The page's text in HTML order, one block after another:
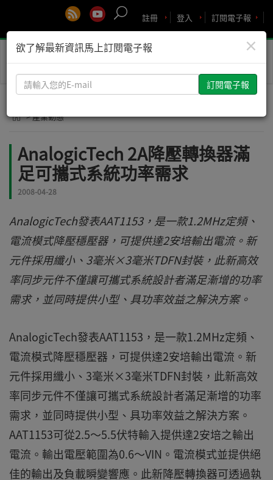
訂閱電子報
登入
註冊
Toggle
> 產業動態
AnalogicTech 2A降壓轉換器滿
足可攜式系統功率需求
2008-04-28
AnalogicTech發表AAT1153，是一款1.2MHz定頻、
電流模式降壓穩壓器，可提供達2安培輸出電流。新
元件採用纖小、3毫米×3毫米TDFN封裝，此新高效
率同步元件不僅讓可攜式系統設計者滿足漸增的功率
需求，並同時提供小型、具功率效益之解決方案。
AnalogicTech發表AAT1153，是一款1.2MHz定頻、
電流模式降壓穩壓器，可提供達2安培輸出電流。新
元件採用纖小、3毫米×3毫米TDFN封裝，此新高效
率同步元件不僅讓可攜式系統設計者滿足漸增的功率
需求，並同時提供小型、具功率效益之解決方案。
AAT1153可從2.5～5.5伏特輸入提供達2安培之輸出
電流。輸出電壓範圍為0.6～VIN。電流模式並提供絕
佳的輸出及負載瞬變響應。此新降壓轉換器可透過執
×
欲了解最新資訊馬上訂閱電子報
請
輸
您
E-
mail